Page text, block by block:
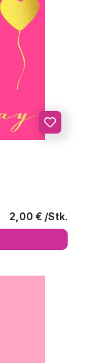
Regulärer
2,00 €